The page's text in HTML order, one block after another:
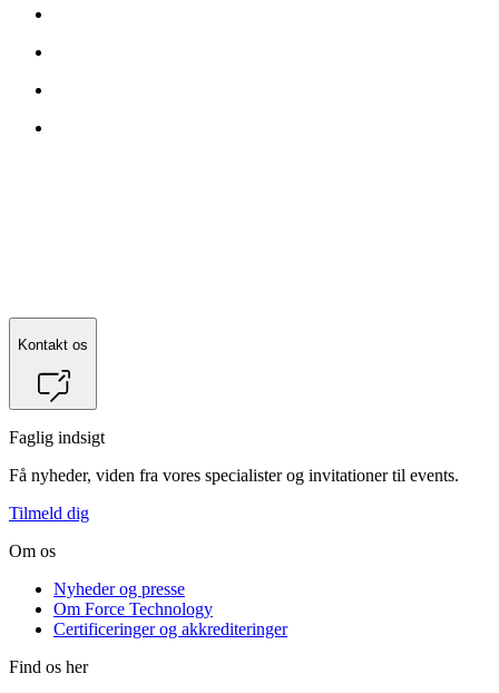
Kontakt os
Faglig indsigt
Få nyheder, viden fra vores specialister og invitationer til events.
Tilmeld dig
Om os
Nyheder og presse
Om Force Technology
Certificeringer og akkrediteringer
Find os her